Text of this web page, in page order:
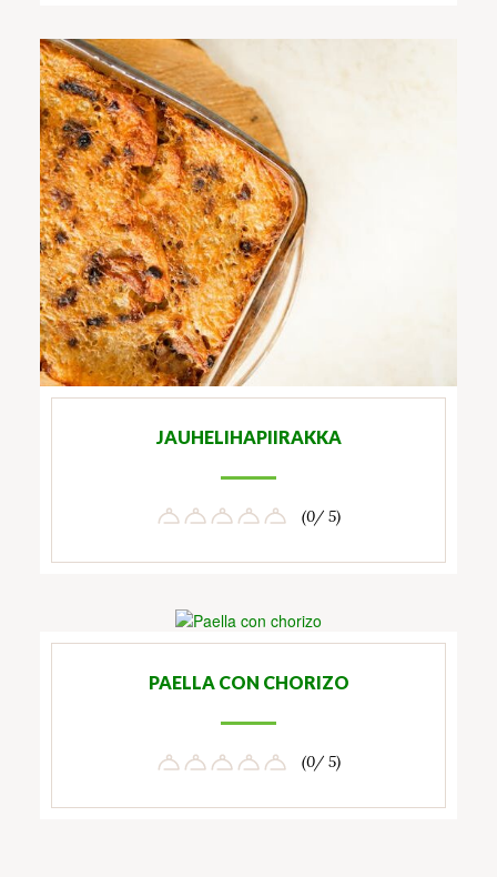
JAUHELIHAPIIRAKKA
(0/ 5)
PAELLA CON CHORIZO
(0/ 5)